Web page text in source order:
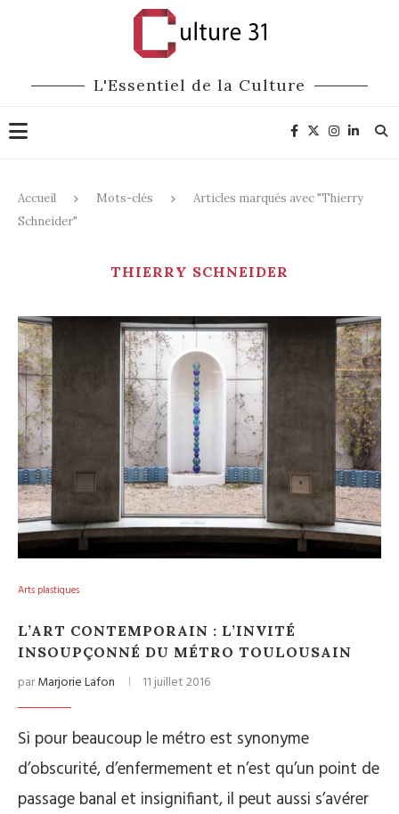
L'Essentiel de la Culture
Accueil Mots-clés
Articles marqués avec "Thierry
Schneider"
THIERRY SCHNEIDER
Arts plastiques
L’ART CONTEMPORAIN : L’INVITÉ
INSOUPÇONNÉ DU MÉTRO TOULOUSAIN
parMarjorie Lafon 11 juillet 2016
Si pour beaucoup le métro est synonyme
d’obscurité, d’enfermement et n’est qu’un point de
passage banal et insignifiant, il peut aussi s’avérer